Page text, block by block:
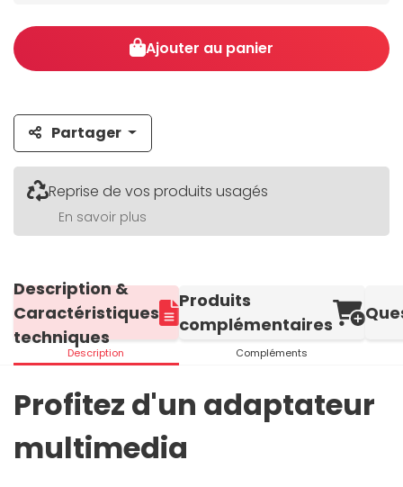
Ajouter au panier
Partager
Reprise de vos produits usagés
En savoir plus
Description &
Caractéristiques
techniques
Description
Produits
complémentaires
Compléments
Profitez d'un adaptateur
multimedia